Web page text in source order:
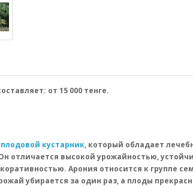
от 15 000 тенге.
кустарник, который обладает
отличается высокой урожайностью,
Арония относится к группе
убирается за один раз, а плоды